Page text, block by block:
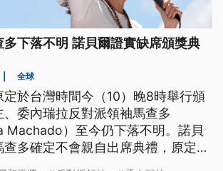
下落不明 諾貝爾證實缺席頒獎典
全球
於台灣時間今（10）晚8時舉行頒
委內瑞拉反對派領袖馬查多
Machado）至今仍下落不明。諾貝
多確定不會親自出席典禮，原定前